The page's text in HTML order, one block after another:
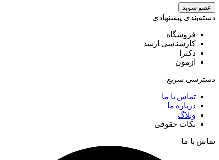
عضو شوید
دسته‌بندی پیشنهادی
فروشگاه
کارشناسی ارشد
دکترا
آزمون
دسترسی سریع
تماس با ما
درباره ما
وبلاگ
نکات حقوقی
تماس با ما